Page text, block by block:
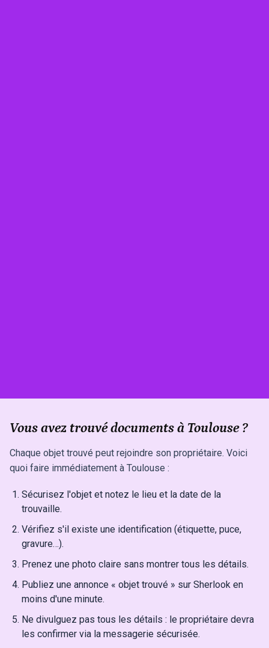
Vous avez trouvé documents à Toulouse ?
Chaque objet trouvé peut rejoindre son propriétaire. Voici
quoi faire immédiatement à Toulouse :
Sécurisez l'objet et notez le lieu et la date de la
trouvaille.
Vérifiez s'il existe une identification (étiquette, puce,
gravure…).
Prenez une photo claire sans montrer tous les détails.
Publiez une annonce « objet trouvé » sur Sherlook en
moins d'une minute.
Ne divulguez pas tous les détails : le propriétaire devra
les confirmer via la messagerie sécurisée.